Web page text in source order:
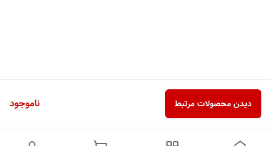
ناموجود دیدن محصولات مرتبط